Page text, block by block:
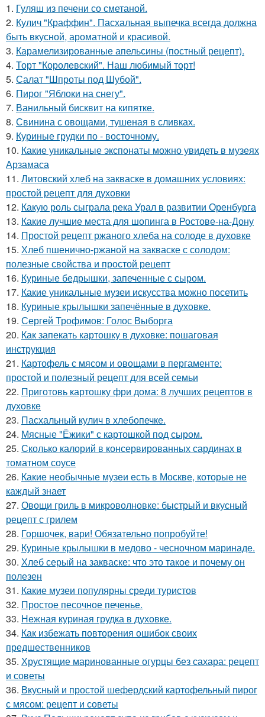
1. Гуляш из печени со сметаной.
2. Кулич "Краффин". Пасхальная выпечка всегда должна
быть вкусной, ароматной и красивой.
3. Карамелизированные апельсины (постный рецепт).
4. Торт "Королeвcкий". Наш любимый торт!
5. Салат "Шпроты под Шубой".
6. Пирог "Яблоки на снегу".
7. Ванильный бисквит на кипятке.
8. Свинина с овощами, тушеная в сливках.
9. Куриные грудки по - восточному.
10. Какие уникальные экспонаты можно увидеть в музеях
Арзамаса
11. Литовский хлеб на закваске в домашних условиях:
простой рецепт для духовки
12. Какую роль сыграла река Урал в развитии Оренбурга
13. Какие лучшие места для шопинга в Ростове-на-Дону
14. Простой рецепт ржаного хлеба на солоде в духовке
15. Хлеб пшенично-ржаной на закваске с солодом:
полезные свойства и простой рецепт
16. Куриные бедрышки, запеченные с сыром.
17. Какие уникальные музеи искусства можно посетить
18. Куриные крылышки запечённые в духовке.
19. Сергей Трофимов: Голос Выборга
20. Как запекать картошку в духовке: пошаговая
инструкция
21. Картофель с мясом и овощами в пергаменте:
простой и полезный рецепт для всей семьи
22. Приготовь картошку фри дома: 8 лучших рецептов в
духовке
23. Пасхальный кулич в хлебопечке.
24. Мясные "Ёжики" с картошкой под сыром.
25. Сколько калорий в консервированных сардинах в
томатном соусе
26. Какие необычные музеи есть в Москве, которые не
каждый знает
27. Овощи гриль в микроволновке: быстрый и вкусный
рецепт с грилем
28. Горшочек, вари! Обязательно попробуйте!
29. Куриные крылышки в медово - чесночном маринаде.
30. Хлеб серый на закваске: что это такое и почему он
полезен
31. Какие музеи популярны среди туристов
32. Простое песочное печенье.
33. Нежная куриная грудка в духовке.
34. Как избежать повторения ошибок своих
предшественников
35. Хрустящие маринованные огурцы без сахара: рецепт
и советы
36. Вкусный и простой шефердский картофельный пирог
с мясом: рецепт и советы